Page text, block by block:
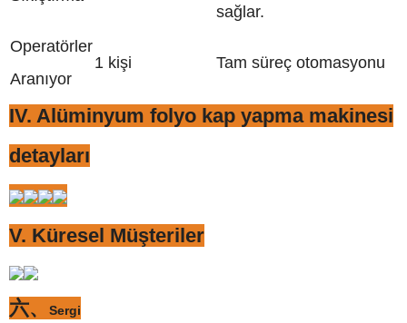
sağlar.
Operatörler
Aranıyor
1 kişi Tam süreç otomasyonu
IV. Alüminyum folyo kap yapma makinesi
detayları
V. Küresel Müşteriler
六、 Sergi